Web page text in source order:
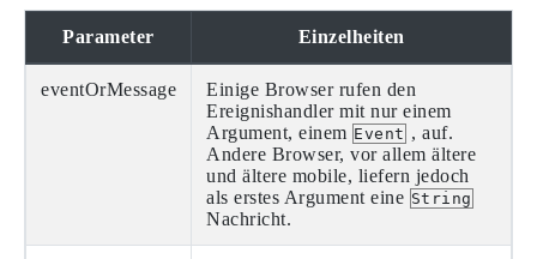
Parameter Einzelheiten
eventOrMessage
Einige Browser rufen den
Ereignishandler mit nur einem
Argument, einem Event , auf.
Andere Browser, vor allem ältere
und ältere mobile, liefern jedoch
als erstes Argument eine String
Nachricht.